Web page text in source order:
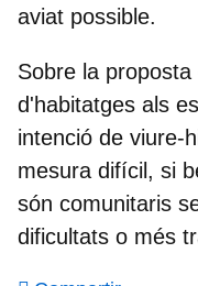
aviat possible.
Sobre la
d'habitatges als
intenció de viure-
mesura difícil, si
són comunitaris
dificultats o més